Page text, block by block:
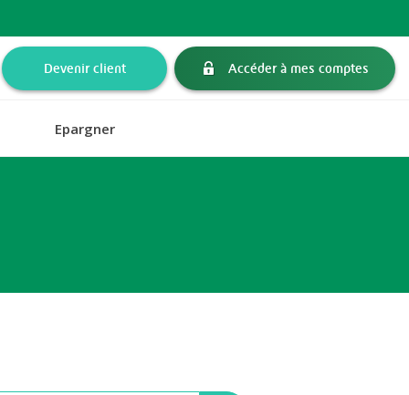
Devenir client Accéder à mes comptes
Epargner